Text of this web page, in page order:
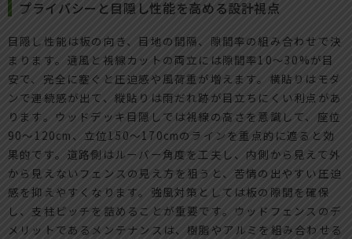
プライバシーと目隠し性能を高める設計視点
目隠し性能は板の向き、目地の間隔、隙間率の組み合わせで決
まります。通風と視線カットの両立には隙間率10〜30%が目
安で、完全に塞ぐと圧迫感や風荷重が増えます。横貼りはモダ
ンで連続感が出て、縦貼りは雨だれ跡が目立ちにくい利点があ
ります。ウッドデッキ目隠しでは視線の高さを意識して、座位
90〜120cm、立位150〜170cmのラインを重点的に遮ると効
果的です。道路側はルーバー角度を工夫し、内側から見えて外
から見えないフェンスの見え方を狙うと、苦情の出やすい圧迫
感を抑えやすくなります。強風対策としては板の隙間を確保
し、支柱ピッチを詰めることが重要です。ウッドフェンスのデ
メリットであるメンテナンスは、樹脂やアルミを組み合わせる